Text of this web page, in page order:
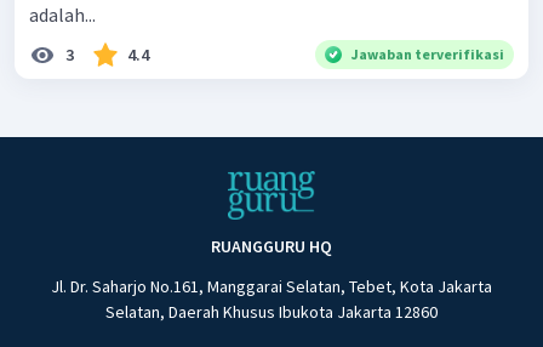
adalah...
3 4.4 Jawaban terverifikasi
RUANGGURU HQ
Jl. Dr. Saharjo No.161, Manggarai Selatan, Tebet, Kota Jakarta
Selatan, Daerah Khusus Ibukota Jakarta 12860